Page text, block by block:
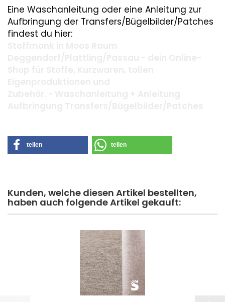
Eine Waschanleitung oder eine Anleitung zur
Aufbringung der Transfers/Bügelbilder/Patches
findest du hier:
teilen teilen
Kunden, welche diesen Artikel bestellten,
haben auch folgende Artikel gekauft: